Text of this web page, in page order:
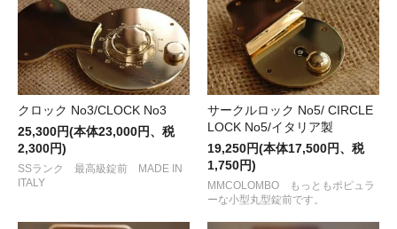
クロック No3/CLOCK No3
25,300円(本体23,000円、税
2,300円)
SSランク 最高級錠前 MADE IN
ITALY
サークルロック No5/ CIRCLE
LOCK No5/イタリア製
19,250円(本体17,500円、税
1,750円)
MMCOLOMBO もっともポピュラ
ーな小型丸型錠前です。